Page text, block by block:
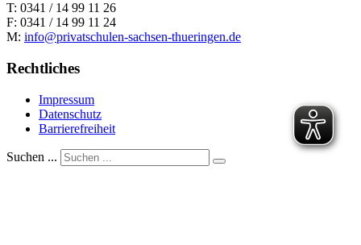
T: 0341 / 14 99 11 26
F: 0341 / 14 99 11 24
M: info@privatschulen-sachsen-thueringen.de
Rechtliches
Impressum
Datenschutz
Barrierefreiheit
Suchen ...